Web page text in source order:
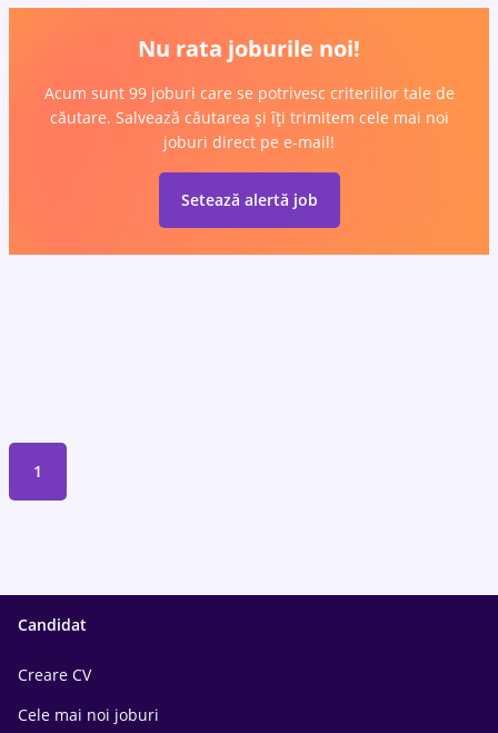
Nu rata joburile noi!
Acum sunt 99 joburi care se potrivesc criteriilor tale de
căutare. Salvează căutarea și îți trimitem cele mai noi
joburi direct pe e-mail!
Setează alertă job
1
Candidat
Creare CV
Cele mai noi joburi